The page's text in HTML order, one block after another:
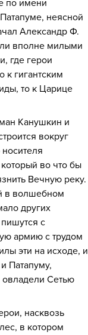
по имени
неясной
Александр Ф.
вполне милыми
где герои
к гигантским
то к Царице
Канушкин и
вокруг
во что бы
Вечную реку.
в волшебном
других
с
армию с трудом
эти на исходе, и
Патапуму,
овладели Сетью
насквозь
в котором